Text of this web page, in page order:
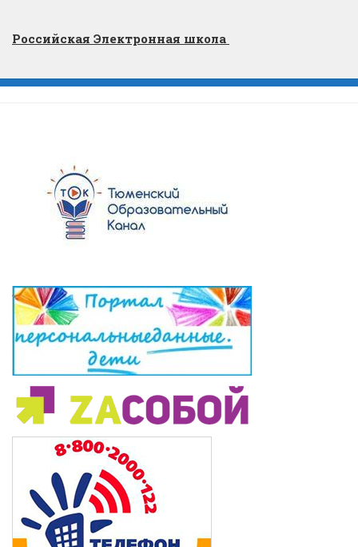
Российская Электронная школа